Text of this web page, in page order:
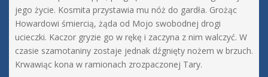
jego życie. Kosmita przystawia mu nóż do gardła. Grożąc
Howardowi śmiercią, żąda od Mojo swobodnej drogi
ucieczki. Kaczor gryzie go w rękę i zaczyna z nim walczyć. W
czasie szamotaniny zostaje jednak dźgnięty nożem w brzuch.
Krwawiąc kona w ramionach zrozpaczonej Tary.